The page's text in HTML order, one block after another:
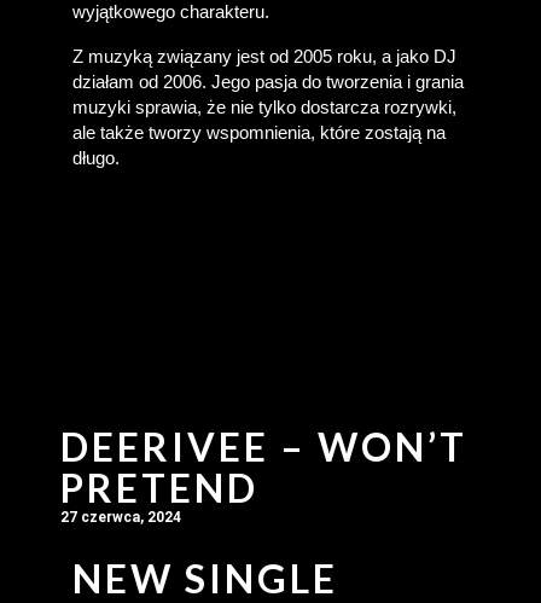
wyjątkowego charakteru.
Z muzyką związany jest od 2005 roku, a jako DJ
działam od 2006. Jego pasja do tworzenia i grania
muzyki sprawia, że nie tylko dostarcza rozrywki,
ale także tworzy wspomnienia, które zostają na
długo.
DEERIVEE – WON’T
PRETEND
27 czerwca, 2024
NEW SINGLE